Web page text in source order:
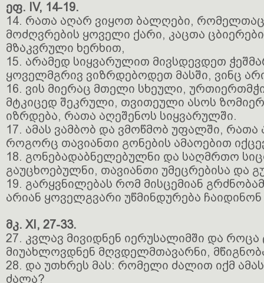
ეფ. IV, 14-19.
14. რათა აღარ ვიყოთ ბალღები, რომელთაც
მოძღვრების ყოველი ქარი, კაცთა
მზაკვრული ხერხით,
15. არამედ სიყვარულით მივსდევდეთ
ყოველმგრივ ვიზრდებოდეთ მასში, ვინც
16. ვის მიერაც მთელი სხეული,
მტკიცედ შეკრული, თვითეული ასოს
იზრდება, რათა აღეშენოს სიყვარულში.
17. ამას ვამბობ და ვმოწმობ უფალში,
როგორც თავიანთი გონების ამაოებით
18. გონებადაბნელებულნი და საღმრთო
გაუცხოებულნი, თავიანთი უმეცრებისა და
19. გარყვნილებას რომ მისცემიან
არიან ყოველგვარი უწმინდურება
მკ. XI, 27-33.
27. კვლავ მივიდნენ იერუსალიმში და
მიუახლოვდნენ მღვდელმთავარნი,
28. და უთხრეს მას: რომელი ძალით იქმ
ძალა?